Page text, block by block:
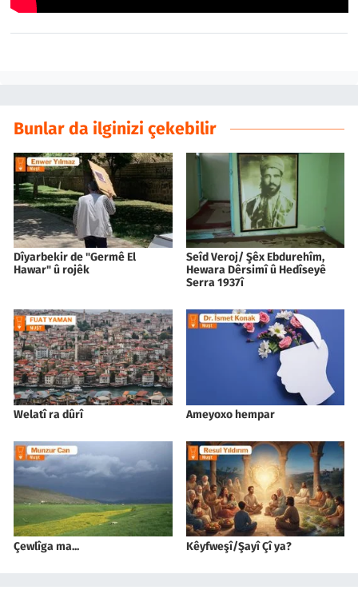
Bunlar da ilginizi çekebilir
Dîyarbekir de "Germê El
Hawar" û rojêk
Seîd Veroj/ Şêx Ebdurehîm,
Hewara Dêrsimî û Hedîseyê
Serra 1937î
Welatî ra dûrî Ameyoxo hempar
Çewlîga ma... Kêyfweşî/Şayî Çî ya?